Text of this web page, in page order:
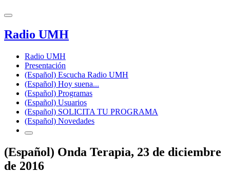
Radio UMH
Radio UMH
Presentación
(Español) Escucha Radio UMH
(Español) Hoy suena...
(Español) Programas
(Español) Usuarios
(Español) SOLICITA TU PROGRAMA
(Español) Novedades
(Español) Onda Terapia, 23 de diciembre
de 2016